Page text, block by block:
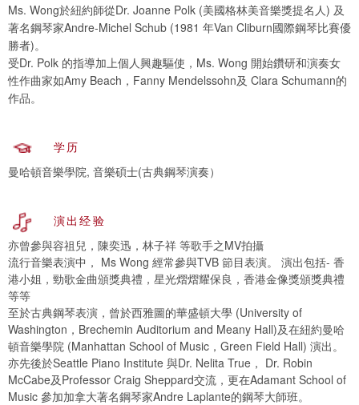
Ms. Wong於紐約師從Dr. Joanne Polk (美國格林美音樂獎提名人) 及
著名鋼琴家Andre-Michel Schub (1981 年Van Cliburn國際鋼琴比賽優
勝者)。
受Dr. Polk 的指導加上個人興趣驅使，Ms. Wong 開始鑽研和演奏女
性作曲家如Amy Beach，Fanny Mendelssohn及 Clara Schumann的
作品。
学历
曼哈頓音樂學院, 音樂碩士(古典鋼琴演奏）
演出经验
亦曾參與容祖兒，陳奕迅，林子祥 等歌手之MV拍攝
流行音樂表演中， Ms Wong 經常參與TVB 節目表演。 演出包括- 香
港小姐，勁歌金曲頒獎典禮，星光熠熠耀保良，香港金像獎頒獎典禮
等等
至於古典鋼琴表演，曾於西雅圖的華盛頓大學 (University of
Washington，Brechemin Auditorium and Meany Hall)及在紐約曼哈
頓音樂學院 (Manhattan School of Music，Green Field Hall) 演出。
亦先後於Seattle Piano Institute 與Dr. Nelita True， Dr. Robin
McCabe及Professor Craig Sheppard交流，更在Adamant School of
Music 參加加拿大著名鋼琴家Andre Laplante的鋼琴大師班。